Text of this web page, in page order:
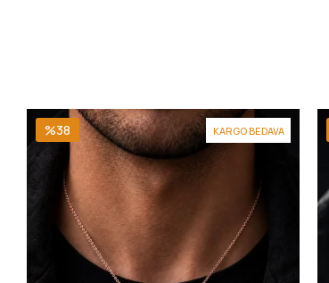
KARGO BEDAVA
%38